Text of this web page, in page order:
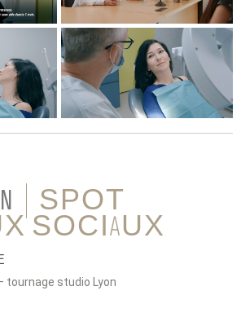
SPOT
SOCIAUX
tournage studio Lyon